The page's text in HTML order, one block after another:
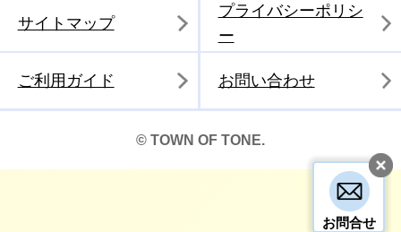
お問合せ
サイトマップ
プライバシーポリシ
ー
ご利用ガイド お問い合わせ
© TOWN OF TONE.